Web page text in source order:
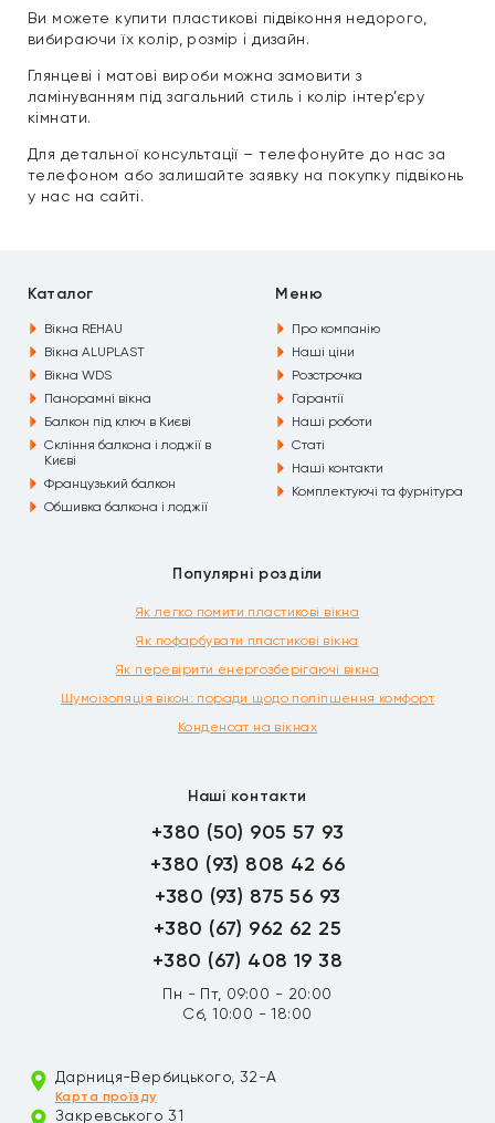
Ви можете купити пластикові підвіконня недорого,
вибираючи їх колір, розмір і дизайн.
Глянцеві і матові вироби можна замовити з
ламінуванням під загальний стиль і колір інтер’єру
кімнати.
Для детальної консультації – телефонуйте до нас за
телефоном або залишайте заявку на покупку підвіконь
у нас на сайті.
Каталог
Вікна REHAU
Вікна ALUPLAST
Вікна WDS
Панорамні вікна
Балкон під ключ в Києві
Скління балкона і лоджії в
Києві
Французький балкон
Обшивка балкона і лоджії
Меню
Про компанію
Наші ціни
Розстрочка
Гарантії
Наші роботи
Статі
Наші контакти
Комплектуючі та фурнітура
Популярні розділи
Як легко помити пластикові вікна
Як пофарбувати пластикові вікна
Як перевірити енергозберігаючі вікна
Шумоізоляція вікон: поради щодо поліпшення комфорт
Конденсат на вікнах
Наші контакти
Пн - Пт, 09:00 - 20:00
Сб, 10:00 - 18:00
+380 (50) 905 57 93
+380 (93) 808 42 66
+380 (93) 875 56 93
+380 (67) 962 62 25
+380 (67) 408 19 38
Дарниця-Вербицького, 32-А
Карта проїзду
Закревського 31